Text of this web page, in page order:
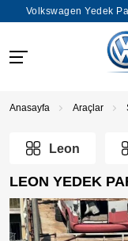
Volkswagen Yedek
Anasayfa Araçlar
Leon
LEON YEDEK